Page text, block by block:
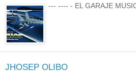
--- ---- - EL GARAJE
JHOSEP OLIBO